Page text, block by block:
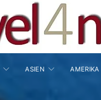
ASIEN AMERIKA